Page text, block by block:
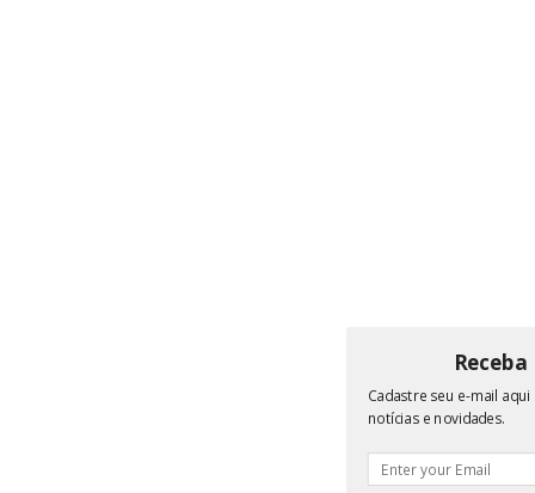
Cadastre seu e-mail
notícias e novidades.